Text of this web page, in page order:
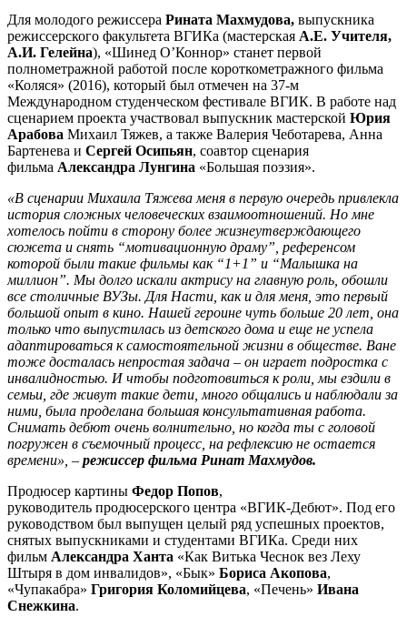
Для молодого режиссера Рината Махмудова, выпускника
режиссерского факультета ВГИКа (мастерская А.Е. Учителя,
А.И. Гелейна), «Шинед О’Коннор» станет первой
полнометражной работой после короткометражного фильма
«Коляся» (2016), который был отмечен на 37-м
Международном студенческом фестивале ВГИК. В работе над
сценарием проекта участвовал выпускник мастерской Юрия
Арабова Михаил Тяжев, а также Валерия Чеботарева, Анна
Бартенева и Сергей Осипьян, соавтор сценария
фильма Александра Лунгина «Большая поэзия».
«В сценарии Михаила Тяжева меня в первую очередь привлекла
история сложных человеческих взаимоотношений. Но мне
хотелось пойти в сторону более жизнеутверждающего
сюжета и снять “мотивационную драму”, референсом
которой были такие фильмы как “1+1” и “Малышка на
миллион”. Мы долго искали актрису на главную роль, обошли
все столичные ВУЗы. Для Насти, как и для меня, это первый
большой опыт в кино. Нашей героине чуть больше 20 лет, она
только что выпустилась из детского дома и еще не успела
адаптироваться к самостоятельной жизни в обществе. Ване
тоже досталась непростая задача – он играет подростка с
инвалидностью. И чтобы подготовиться к роли, мы ездили в
семьи, где живут такие дети, много общались и наблюдали за
ними, была проделана большая консультативная работа.
Снимать дебют очень волнительно, но когда ты с головой
погружен в съемочный процесс, на рефлексию не остается
времени», – режиссер фильма Ринат Махмудов.
Продюсер картины Федор Попов,
руководитель продюсерского центра «ВГИК-Дебют». Под его
руководством был выпущен целый ряд успешных проектов,
снятых выпускниками и студентами ВГИКа. Среди них
фильм Александра Ханта «Как Витька Чеснок вез Леху
Штыря в дом инвалидов», «Бык» Бориса Акопова,
«Чупакабра» Григория Коломийцева, «Печень» Ивана
Снежкина.